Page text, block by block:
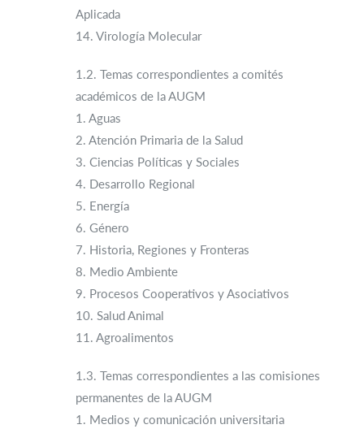
Aplicada
14. Virología Molecular
1.2. Temas correspondientes a comités
académicos de la AUGM
1. Aguas
2. Atención Primaria de la Salud
3. Ciencias Políticas y Sociales
4. Desarrollo Regional
5. Energía
6. Género
7. Historia, Regiones y Fronteras
8. Medio Ambiente
9. Procesos Cooperativos y Asociativos
10. Salud Animal
11. Agroalimentos
1.3. Temas correspondientes a las comisiones
permanentes de la AUGM
1. Medios y comunicación universitaria